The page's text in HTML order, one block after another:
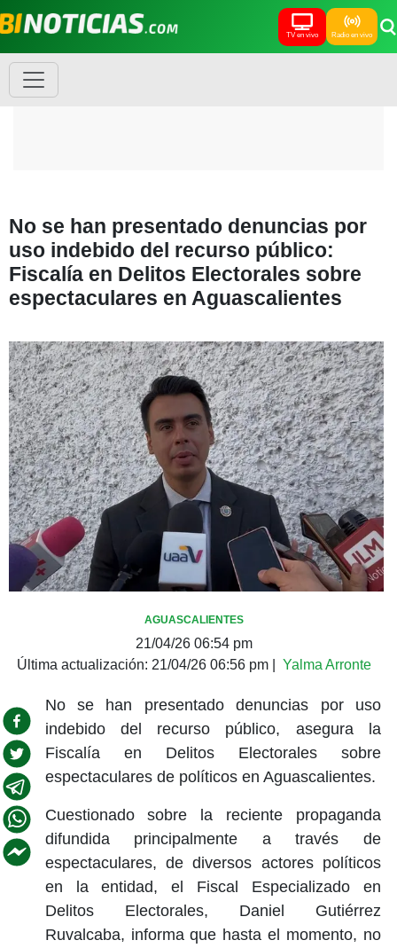
TV en vivo Radio en vivo
No se han presentado denuncias por
uso indebido del recurso público:
Fiscalía en Delitos Electorales sobre
espectaculares en Aguascalientes
AGUASCALIENTES
21/04/26 06:54 pm
Última actualización: 21/04/26 06:56 pm Yalma Arronte
No se han presentado denuncias por uso
indebido del recurso público, asegura la
Fiscalía en Delitos Electorales sobre
espectaculares de políticos en Aguascalientes.
Cuestionado sobre la reciente propaganda
difundida principalmente a través de
espectaculares, de diversos actores políticos
en la entidad, el Fiscal Especializado en
Delitos Electorales, Daniel Gutiérrez
Ruvalcaba, informa que hasta el momento, no